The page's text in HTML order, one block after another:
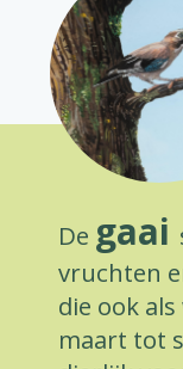
De gaai
vruchten
die ook
maart tot